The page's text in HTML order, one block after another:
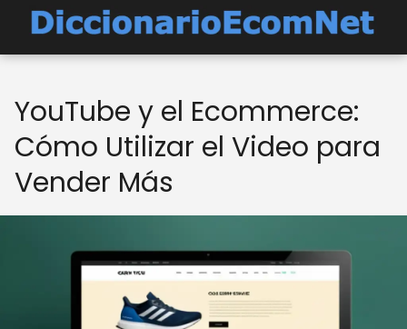
YouTube y el Ecommerce:
Cómo Utilizar el Video para
Vender Más